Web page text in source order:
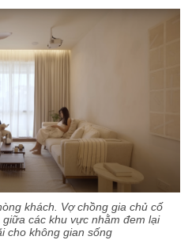
khách. Vợ chồng gia chủ cố
các khu vực nhằm đem lại
cho không gian sống